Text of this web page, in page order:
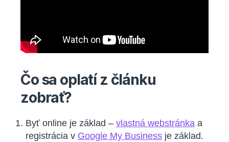
Čo sa oplatí z článku
zobrať?
Byť online je základ – vlastná webstránka a
registrácia v Google My Business je základ.